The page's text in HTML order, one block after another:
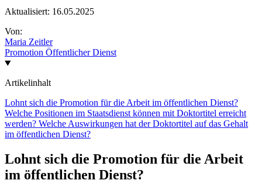
Aktualisiert: 16.05.2025
Von:
Maria Zeitler
Promotion Öffentlicher Dienst
Artikelinhalt
Lohnt sich die Promotion für die Arbeit im öffentlichen Dienst?
Welche Positionen im Staatsdienst können mit Doktortitel erreicht
werden? Welche Auswirkungen hat der Doktortitel auf das Gehalt
im öffentlichen Dienst?
Lohnt sich die Promotion für die Arbeit
im öffentlichen Dienst?